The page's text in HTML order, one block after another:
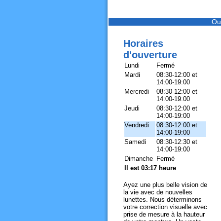
Horaires
d'ouverture
Lundi
Fermé
Mardi
08:30-12:00 et
14:00-19:00
Mercredi
08:30-12:00 et
14:00-19:00
Jeudi
08:30-12:00 et
14:00-19:00
Vendredi
08:30-12:00 et
14:00-19:00
Samedi
08:30-12:30 et
14:00-19:00
Dimanche
Fermé
Il est 03:17 heure
Ayez une plus belle vision de
la vie avec de nouvelles
lunettes. Nous déterminons
votre correction visuelle avec
prise de mesure à la hauteur